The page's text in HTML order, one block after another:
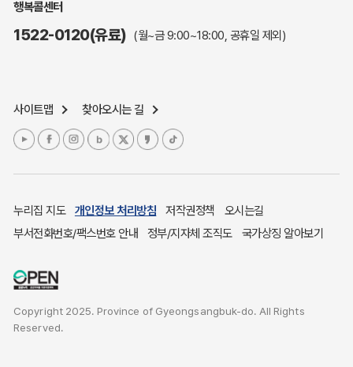
업무추진비 공개
주민참여예산제도
여성복지
장애인 복지시책
귀농귀촌종합지원센터
부동산중개보수 안내
행복콜센터
1522-0120(유료) (월~금 9:00~18:00, 공휴일 제외)
사이트맵 찾아오시는 길
누리집 지도 개인정보 처리방침 저작권정책
오시는길
부서전화번호/팩스번호 안내
정부/지자체 조직도 국가상징 알아보기
Copyright 2025. Province of Gyeongsangbuk-do. All Rights
Reserved.